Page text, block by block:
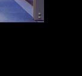
美術館